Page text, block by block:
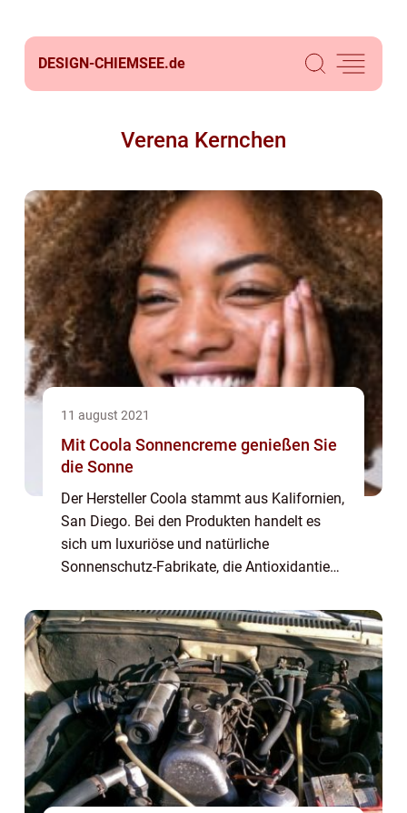
DESIGN-CHIEMSEE.de
Verena Kernchen
11 august 2021
Mit Coola Sonnencreme genießen Sie
die Sonne
Der Hersteller Coola stammt aus Kalifornien,
San Diego. Bei den Produkten handelt es
sich um luxuriöse und natürliche
Sonnenschutz-Fabrikate, die Antioxidantien
Radikalen gewährleisten. Coola
Sonnencreme punktet mi...